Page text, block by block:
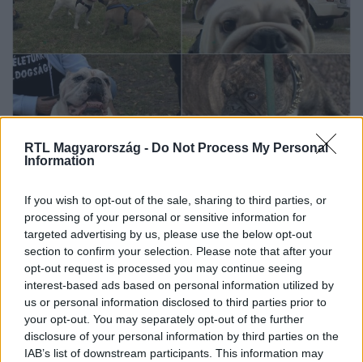
RTL Magyarország - Do Not Process My Personal
Information
If you wish to opt-out of the sale, sharing to third parties, or
processing of your personal or sensitive information for
targeted advertising by us, please use the below opt-out
section to confirm your selection. Please note that after your
opt-out request is processed you may continue seeing
interest-based ads based on personal information utilized by
us or personal information disclosed to third parties prior to
your opt-out. You may separately opt-out of the further
disclosure of your personal information by third parties on the
IAB’s list of downstream participants. This information may
2021. szeptember 20. 16:25
legöregebb bulldogot
Akár 100.000 bulldog is lehet Magyarországon, ennek a
fajtának a kedvelői annyira rajonganak a francia, angol
vagy éppen az amerikai bulldogért, hogy más kutyát nem
is akarnak tartani. Velencén megkeresték a legtrükkösebb
bulldogot, a legtöbb kutyával érkező gazdit és a
legmesszebbről érkezett bulldogtartót. A fajta
szerelmesei egyenesen azt állítják, hogy boldogabb az